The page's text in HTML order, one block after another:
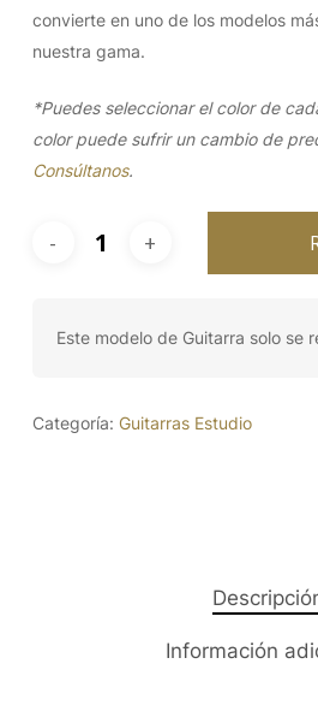
convierte en uno de los modelos
nuestra gama.
*Puedes seleccionar el color de
color puede sufrir un cambio de
Consúltanos.
Este modelo de Guitarra solo se
Categoría: Guitarras Estudio
Información